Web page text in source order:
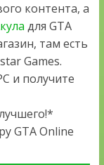
контента, а
для GTA
там есть
Games.
и получите
GTA Online